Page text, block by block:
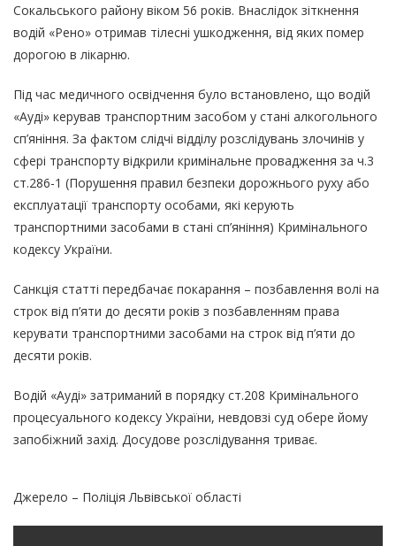
Сокальського району віком 56 років. Внаслідок зіткнення
водій «Рено» отримав тілесні ушкодження, від яких помер
дорогою в лікарню.
Під час медичного освідчення було встановлено, що водій
«Ауді» керував транспортним засобом у стані алкогольного
сп’яніння. За фактом слідчі відділу розслідувань злочинів у
сфері транспорту відкрили кримінальне провадження за ч.3
ст.286-1 (Порушення правил безпеки дорожнього руху або
експлуатації транспорту особами, які керують
транспортними засобами в стані сп’яніння) Кримінального
кодексу України.
Санкція статті передбачає покарання – позбавлення волі на
строк від п’яти до десяти років з позбавленням права
керувати транспортними засобами на строк від п’яти до
десяти років.
Водій «Ауді» затриманий в порядку ст.208 Кримінального
процесуального кодексу України, невдовзі суд обере йому
запобіжний захід. Досудове розслідування триває.
Джерело – Поліція Львівської області